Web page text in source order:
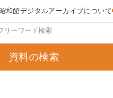
昭和館デジタルアーカイブについて
資料の検索